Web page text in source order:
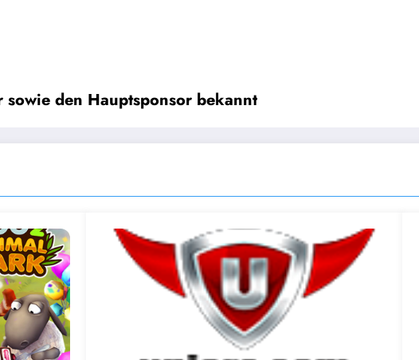
den Hauptsponsor bekannt